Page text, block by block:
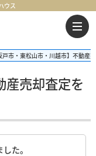
ウス
戸市・東松山市・川越市】不動産
産売却査定を
た。